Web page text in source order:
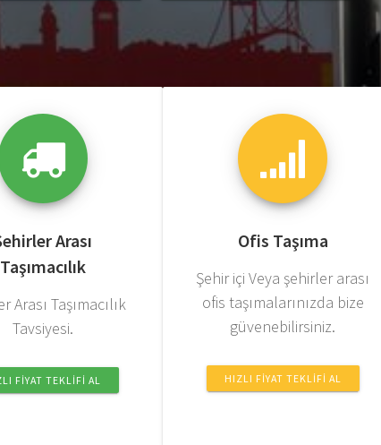
Arası
Taşımacılık
Arası Taşımacılık
Tavsiyesi.
FIYAT TEKLIFI AL
Ofis Taşıma
Şehir içi Veya şehirler arası
ofis taşımalarınızda bize
güvenebilirsiniz.
HIZLI FIYAT TEKLIFI AL